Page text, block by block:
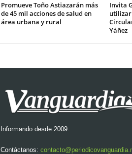
Promueve Toño Astiazarán más
de 45 mil acciones de salud en
área urbana y rural
Invita
utilizar
Yáñez
Informando desde 2009.
Contáctanos: